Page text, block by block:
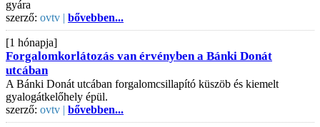
gyára
szerző: ovtv | bővebben...
[1 hónapja]
Forgalomkorlátozás van érvényben a Bánki Donát
utcában
A Bánki Donát utcában forgalomcsillapító küszöb és kiemelt
gyalogátkelőhely épül.
szerző: ovtv | bővebben...